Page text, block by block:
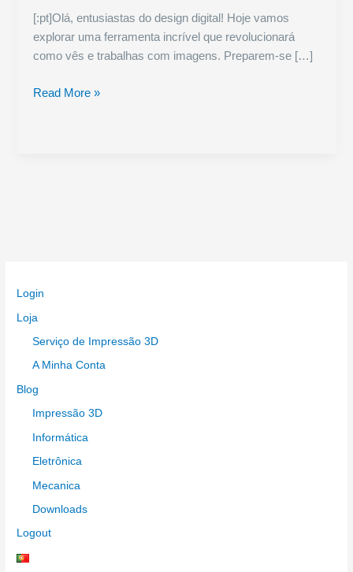
[:pt]Olá, entusiastas do design digital! Hoje vamos
explorar uma ferramenta incrível que revolucionará
como vês e trabalhas com imagens. Preparem-se […]
Shear
suas
Imagens
Read More »
Login
Loja
Serviço de Impressão 3D
A Minha Conta
Blog
Impressão 3D
Informática
Eletrônica
Mecanica
Downloads
Logout